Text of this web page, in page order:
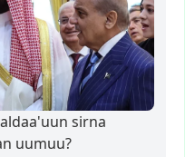
sirna
uumuu?